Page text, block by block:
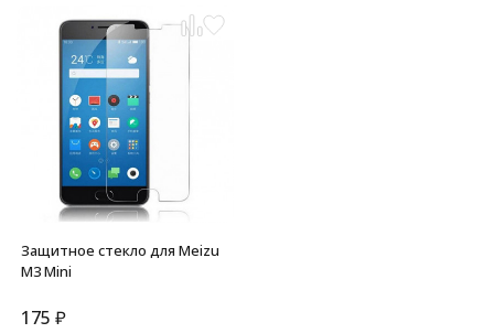
Защитное стекло для Meizu
M3 Mini
175 ₽